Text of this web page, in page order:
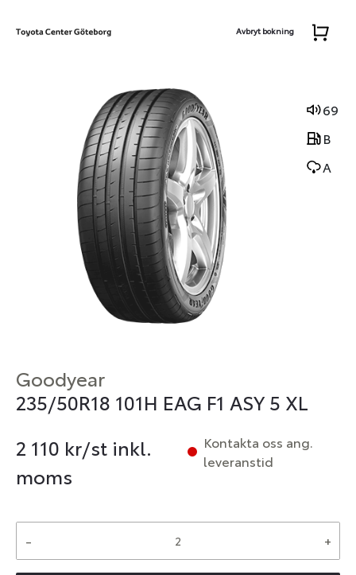
Avbryt bokning
69
B
A
Goodyear
235/50R18 101H EAG F1 ASY 5 XL
2 110 kr/st inkl.
moms
Kontakta oss ang.
leveranstid
- +